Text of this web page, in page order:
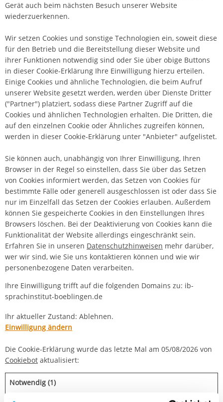
Gerät auch beim nächsten Besuch unserer Website
wiederzuerkennen.
Wir setzen Cookies und sonstige Technologien ein, soweit diese
für den Betrieb und die Bereitstellung dieser Website und
ihrer Funktionen notwendig sind oder Sie über obige Buttons
in dieser Cookie-Erklärung Ihre Einwilligung hierzu erteilen.
Einige Cookies und ähnliche Technologien, die beim Aufruf
unserer Website gesetzt werden, werden über Dienste Dritter
("Partner") platziert, sodass diese Partner Zugriff auf die
Cookies und ähnlichen Technologien erhalten. Die Dritten, die
auf den einzelnen Cookie oder Ähnliches zugreifen können,
werden in dieser Cookie-Erklärung unter "Anbieter" aufgelistet.
Sie können auch, unabhängig von Ihrer Einwilligung, Ihren
Browser in der Regel so einstellen, dass Sie über das Setzen
von Cookies informiert werden, das Setzen von Cookies für
bestimmte Fälle oder generell ausgeschlossen ist oder dass Sie
nur im Einzelfall das Setzen der Cookies erlauben. Außerdem
können Sie gespeicherte Cookies in den Einstellungen Ihres
Browsers löschen. Bei der Deaktivierung von Cookies kann die
Funktionalität der Website allerdings eingeschränkt sein.
Erfahren Sie in unseren Datenschutzhinweisen mehr darüber,
wer wir sind, wie Sie uns kontaktieren können und wie wir
personenbezogene Daten verarbeiten.
Ihre Einwilligung trifft auf die folgenden Domains zu: ib-
sprachinstitut-boeblingen.de
Ihr aktueller Zustand: Ablehnen.
Einwilligung ändern
Die Cookie-Erklärung wurde das letzte Mal am 05/08/2026 von
Cookiebot aktualisiert:
Notwendig (1)